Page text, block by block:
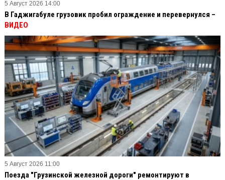
5 Август 2026 14:00
В Гаджигабуле грузовик пробил ограждение и перевернулся –
ВИДЕО
5 Август 2026 11:00
Поезда "Грузинской железной дороги" ремонтируют в